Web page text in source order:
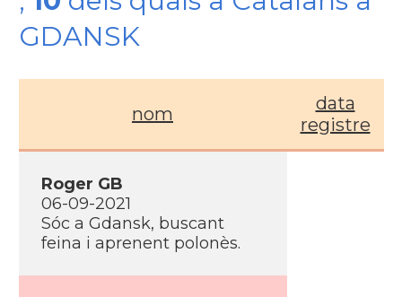
GDANSK
nom
data
registre
Roger GB
06-09-2021
Sóc a Gdansk, buscant
feina i aprenent polonès.